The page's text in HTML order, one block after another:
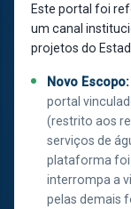
Este portal foi
um canal
projetos do
Novo Escopo:
portal
(restrito aos
serviços de
plataforma foi
interrompa a
pelas demais
Abastecimento
E SÃO
ALDEIA